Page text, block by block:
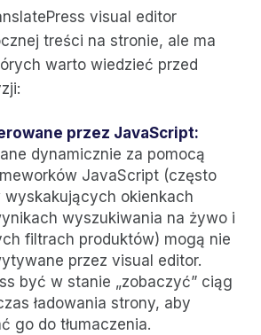
visual editor
treści na stronie, ale ma
warto wiedzieć przed
przez JavaScript:
dynamicznie za pomocą
JavaScript (często
wyskakujących okienkach
wyszukiwania na żywo i
filtrach produktów) mogą nie
przez visual editor.
być w stanie „zobaczyć” ciąg
ładowania strony, aby
go do tłumaczenia.